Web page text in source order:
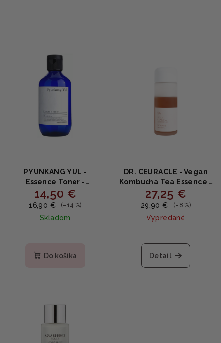
PYUNKANG YUL -
Essence Toner -
Hydratačný esenciálny
toner s koreňom
astragalu 200ml
14,50 €
16,90 € (–14 %)
Skladom
Do košíka
DR. CEURACLE - Vegan
Kombucha Tea Essence -
Vegánska esencia s
kombuchou 150ml
27,25 €
29,90 € (–8 %)
Vypredané
Detail